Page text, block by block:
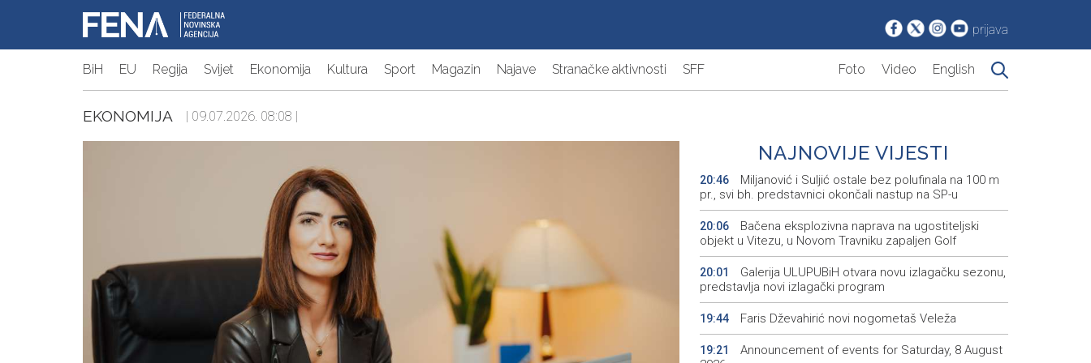
prijava
BiH EU Regija Svijet Ekonomija Kultura Sport Magazin Najave Stranačke aktivnosti SFF Foto Video English
EKONOMIJA | 09.07.2026. 08:08 |
NAJNOVIJE VIJESTI
20:46
Miljanović i Suljić ostale bez polufinala na 100 m
pr., svi bh. predstavnici okončali nastup na SP-u
20:06
Bačena eksplozivna naprava na ugostiteljski
objekt u Vitezu, u Novom Travniku zapaljen Golf
20:01
Galerija ULUPUBiH otvara novu izlagačku sezonu,
predstavlja novi izlagački program
19:44 Faris Dževahirić novi nogometaš Veleža
19:21
Announcement of events for Saturday, 8 August